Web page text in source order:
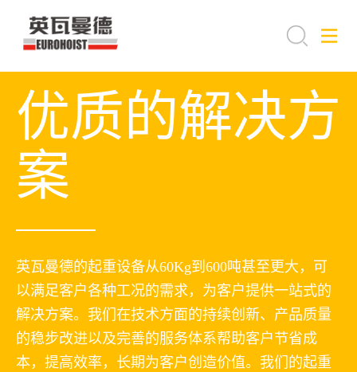
优质的解决方
案
英瓦曼德的起重设备从60Kg到600吨甚至更大，可
以满足客户各种工况的需求，为客户提供一站式的
解决方案。我们在技术方面的持续创新、产品质量
的稳步改进以及完善的服务体系帮助客户节省成
本，提高效率，长期为客户创造价值。我们的起重